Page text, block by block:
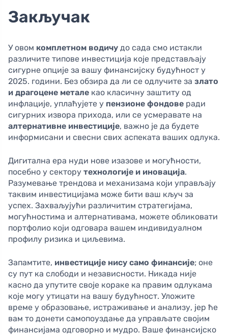
Закључак
У овом комплетном водичу до сада смо истакли
различите типове инвестиција које представљају
сигурне опције за вашу финансијску будућност у
2025. години. Без обзира да ли се одлучите за злато
и драгоцене метале као класичну заштиту од
инфлације, уплаћујете у пензионе фондове ради
сигурних извора прихода, или се усмеравате на
алтернативне инвестиције, важно је да будете
информисани и свесни свих аспеката ваших одлука.
Дигитална ера нуди нове изазове и могућности,
посебно у сектору технологије и иновација.
Разумевање трендова и механизама који управљају
таквим инвестицијама може бити ваш кључ за
успех. Захваљујући различитим стратегијама,
могућностима и алтернативама, можете обликовати
портфолио који одговара вашем индивидуалном
профилу ризика и циљевима.
Запамтите, инвестиције нису само финансије; оне
су пут ка слободи и независности. Никада није
касно да упутите своје кораке ка правим одлукама
које могу утицати на вашу будућност. Уложите
време у образовање, истраживање и анализу, јер ће
вам то донети самопоуздање да управљате својим
финансијама одговорно и мудро. Ваше финансијско